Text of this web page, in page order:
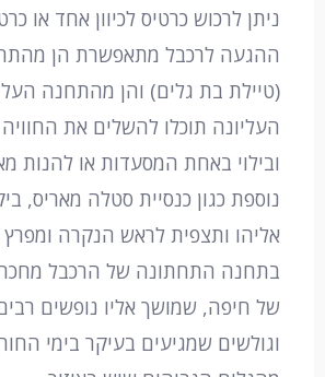
ניתן לרכוש כרטיס לכיוון אחד או
ההגעה לרכבל מתאפשרת הן
(טיילת בת גלים) והן מהתחנה
העליונה תוכלו להשלים את
ובילוי באחת המסעדות או להנות
נוספת כגון כנסיית סטלה מאריס,
אליהו ותצפית לראש הנקרה ומפרץ
בתחנה התחתונה של הרכבל
של חיפה, שמושך אליו נופשים
וגולשים שמגיעים בעיקר בימי